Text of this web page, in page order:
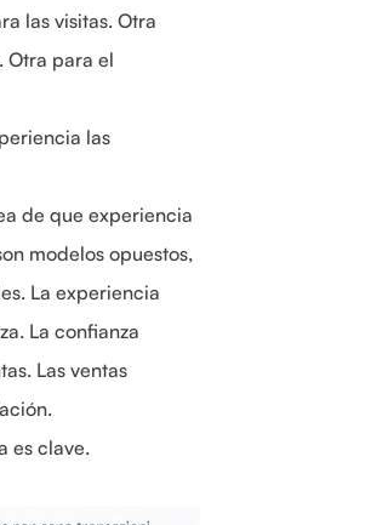
las visitas. Otra
Otra para el
las
de que experiencia
modelos opuestos,
La experiencia
La confianza
Las ventas
es clave.